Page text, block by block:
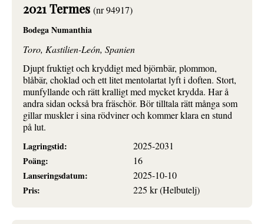
2021 Termes (nr 94917)
Bodega Numanthia
Toro, Kastilien-León, Spanien
Djupt fruktigt och kryddigt med björnbär, plommon,
blåbär, choklad och ett litet mentolartat lyft i doften. Stort,
munfyllande och rätt kralligt med mycket krydda. Har å
andra sidan också bra fräschör. Bör tilltala rätt många som
gillar muskler i sina rödviner och kommer klara en stund
på lut.
Lagringstid:
2025-2031
Poäng:
16
Lanseringsdatum:
2025-10-10
Pris:
225 kr (Helbutelj)